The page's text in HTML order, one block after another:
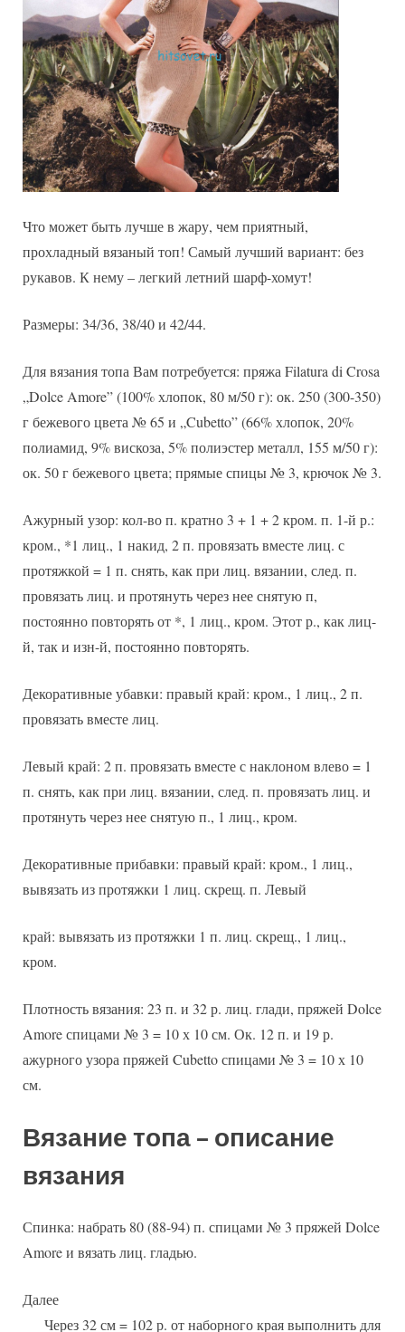
Что может быть лучше в жару, чем приятный,
прохладный вязаный топ! Самый лучший вариант: без
рукавов. К нему – легкий летний шарф-хомут!
Размеры: 34/36, 38/40 и 42/44.
Для вязания топа Вам потребуется: пряжа Filatura di Crosa
„Dolce Amore” (100% хлопок, 80 м/50 г): ок. 250 (300-350)
г бежевого цвета № 65 и „Cubetto” (66% хлопок, 20%
полиамид, 9% вискоза, 5% полиэстер металл, 155 м/50 г):
ок. 50 г бежевого цвета; прямые спицы № 3, крючок № 3.
Ажурный узор: кол-во п. кратно 3 + 1 + 2 кром. п. 1-й р.:
кром., *1 лиц., 1 накид, 2 п. провязать вместе лиц. с
протяжкой = 1 п. снять, как при лиц. вязании, след. п.
провязать лиц. и протянуть через нее снятую п,
постоянно повторять от *, 1 лиц., кром. Этот р., как лиц-
й, так и изн-й, постоянно повторять.
Декоративные убавки: правый край: кром., 1 лиц., 2 п.
провязать вместе лиц.
Левый край: 2 п. провязать вместе с наклоном влево = 1
п. снять, как при лиц. вязании, след. п. провязать лиц. и
протянуть через нее снятую п., 1 лиц., кром.
Декоративные прибавки: правый край: кром., 1 лиц.,
вывязать из протяжки 1 лиц. скрещ. п. Левый
край: вывязать из протяжки 1 п. лиц. скрещ., 1 лиц.,
кром.
Плотность вязания: 23 п. и 32 р. лиц. глади, пряжей Dolce
Amore спицами № 3 = 10 х 10 см. Ок. 12 п. и 19 р.
ажурного узора пряжей Cubetto спицами № 3 = 10 х 10
см.
Вязание топа – описание
вязания
Спинка: набрать 80 (88-94) п. спицами № 3 пряжей Dolce
Amore и вязать лиц. гладью.
Далее
Через 32 см = 102 р. от наборного края выполнить для